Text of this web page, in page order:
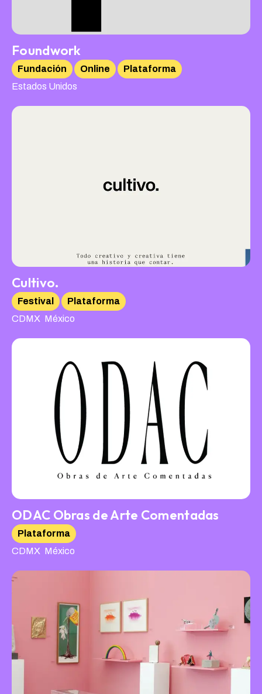
Foundwork
Fundación Online
Plataforma
Estados Unidos
Cultivo.
Festival
Plataforma
CDMX México
ODAC Obras de Arte Comentadas
Plataforma
CDMX México